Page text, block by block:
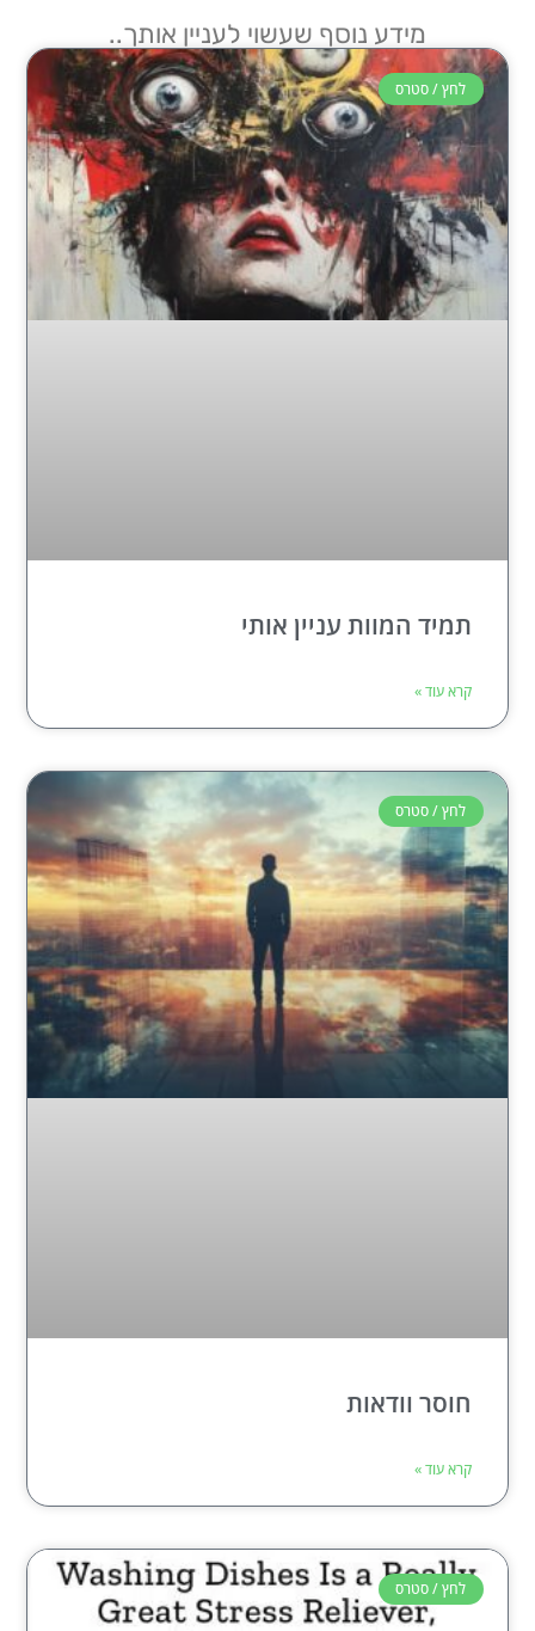
מידע נוסף שעשוי לעניין אותך..
לחץ / סטרס
תמיד המוות עניין אותי
קרא עוד »
לחץ / סטרס
חוסר וודאות
קרא עוד »
לחץ / סטרס